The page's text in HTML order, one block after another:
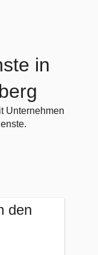
in
Unternehmen
den